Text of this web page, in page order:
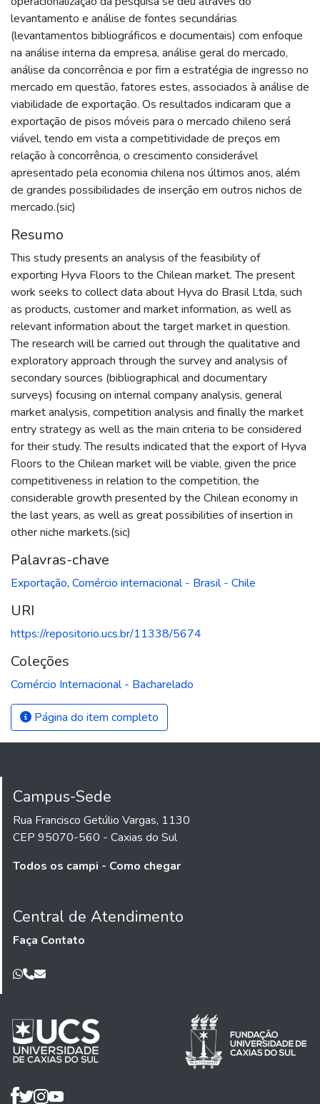
levantamento e análise de fontes secundárias
(levantamentos bibliográficos e documentais) com enfoque
na análise interna da empresa, análise geral do mercado,
análise da concorrência e por fim a estratégia de ingresso no
mercado em questão, fatores estes, associados à análise de
viabilidade de exportação. Os resultados indicaram que a
exportação de pisos móveis para o mercado chileno será
viável, tendo em vista a competitividade de preços em
relação à concorrência, o crescimento considerável
apresentado pela economia chilena nos últimos anos, além
de grandes possibilidades de inserção em outros nichos de
mercado.(sic)
Resumo
This study presents an analysis of the feasibility of
exporting Hyva Floors to the Chilean market. The present
work seeks to collect data about Hyva do Brasil Ltda, such
as products, customer and market information, as well as
relevant information about the target market in question.
The research will be carried out through the qualitative and
exploratory approach through the survey and analysis of
secondary sources (bibliographical and documentary
surveys) focusing on internal company analysis, general
market analysis, competition analysis and finally the market
entry strategy as well as the main criteria to be considered
for their study. The results indicated that the export of Hyva
Floors to the Chilean market will be viable, given the price
competitiveness in relation to the competition, the
considerable growth presented by the Chilean economy in
the last years, as well as great possibilities of insertion in
other niche markets.(sic)
Palavras-chave
Exportação, Comércio internacional - Brasil - Chile
URI
https://repositorio.ucs.br/11338/5674
Coleções
Comércio Internacional - Bacharelado
Página do item completo
Campus-Sede
Rua Francisco Getúlio Vargas, 1130
CEP 95070-560 - Caxias do Sul
Todos os campi - Como chegar
Central de Atendimento
Faça Contato